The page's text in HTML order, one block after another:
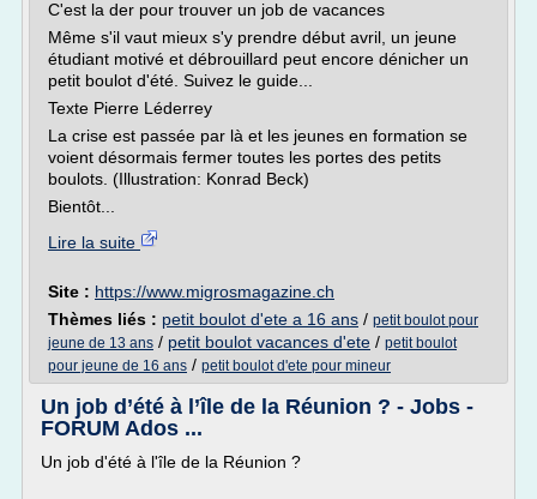
C'est la der pour trouver un job de vacances
Même s'il vaut mieux s'y prendre début avril, un jeune
étudiant motivé et débrouillard peut encore dénicher un
petit boulot d'été. Suivez le guide...
Texte Pierre Léderrey
La crise est passée par là et les jeunes en formation se
voient désormais fermer toutes les portes des petits
boulots. (Illustration: Konrad Beck)
Bientôt...
Lire la suite
Site : https://www.migrosmagazine.ch
Thèmes liés : petit boulot d'ete a 16 ans / petit boulot pour
jeune de 13 ans / petit boulot vacances d'ete / petit boulot
pour jeune de 16 ans / petit boulot d'ete pour mineur
Un job d’été à l’île de la Réunion ? - Jobs -
FORUM Ados ...
Un job d'été à l'île de la Réunion ?